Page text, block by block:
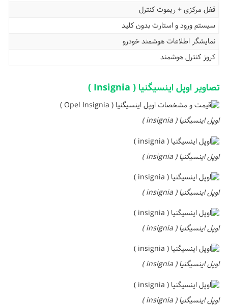
قفل مرکزی + ریموت کنترل
سیستم ورود و استارت بدون کلید
نمایشگر اطلاعات هوشمند خودرو
کروز کنترل هوشمند
تصاویر اوپل اینسیگنیا ( Insignia )
اوپل اینسیگنیا ( insignia )
اوپل اینسیگنیا ( insignia )
اوپل اینسیگنیا ( insignia )
اوپل اینسیگنیا ( insignia )
اوپل اینسیگنیا ( insignia )
اوپل اینسیگنیا ( insignia )